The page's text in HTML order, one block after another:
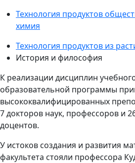
Технология продуктов
химия
Технология продуктов из
История и философия
К реализации дисциплин
образовательной программы
высококвалифицированных
7 докторов наук, профессоров и
доцентов.
У истоков создания и развития
факультета стояли профессора